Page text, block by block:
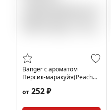
Banger с ароматом
Персик-маракуйя(Peach
от 252 ₽